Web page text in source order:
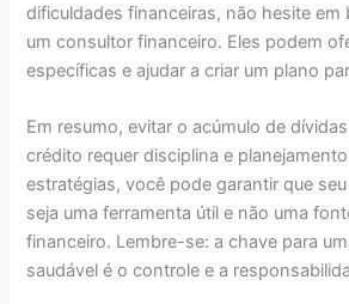
dificuldades financeiras, não hesite em
um consultor financeiro. Eles podem
específicas e ajudar a criar um plano
Em resumo, evitar o acúmulo de
crédito requer disciplina e
estratégias, você pode garantir que
seja uma ferramenta útil e não uma
financeiro. Lembre-se: a chave para
saudável é o controle e a